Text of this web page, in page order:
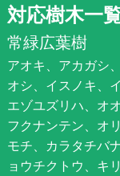
対応樹木一
常緑広葉樹
アオキ、アカガシ
オシ、イスノキ、
エゾユズリハ、オ
フクナンテン、オ
モチ、カラタチバ
ョウチクトウ、キ